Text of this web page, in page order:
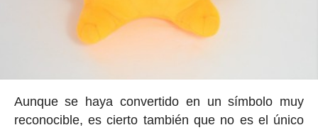
Aunque se haya convertido en un símbolo muy
reconocible, es cierto también que no es el único